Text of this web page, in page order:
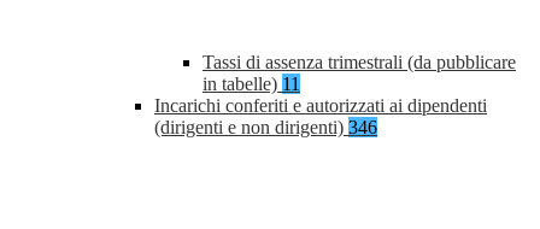
Tassi di assenza trimestrali (da pubblicare
in tabelle) 11
Incarichi conferiti e autorizzati ai dipendenti
(dirigenti e non dirigenti) 346